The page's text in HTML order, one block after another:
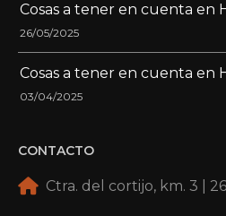
Cosas a tener en cuenta en
26/05/2025
Cosas a tener en cuenta en
03/04/2025
CONTACTO
Ctra. del cortijo, km. 3 |